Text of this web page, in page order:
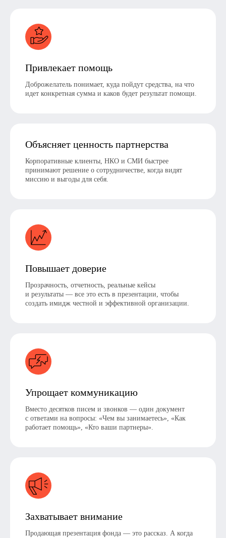
Привлекает помощь
Доброжелатель понимает, куда пойдут средства, на что
идет конкретная сумма и каков будет результат помощи.
Объясняет ценность партнерства
Корпоративные клиенты, НКО и СМИ быстрее
принимают решение о сотрудничестве, когда видят
миссию и выгоды для себя.
Повышает доверие
Прозрачность, отчетность, реальные кейсы
и результаты — все это есть в презентации, чтобы
создать имидж честной и эффективной организации.
Упрощает коммуникацию
Вместо десятков писем и звонков — один документ
с ответами на вопросы: «Чем вы занимаетесь», «Как
работает помощь», «Кто ваши партнеры».
Захватывает внимание
Продающая презентация фонда — это рассказ. А когда